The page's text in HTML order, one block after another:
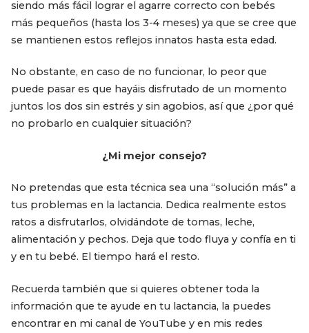
siendo más fácil lograr el agarre correcto con bebés
más pequeños (hasta los 3-4 meses) ya que se cree que
se mantienen estos reflejos innatos hasta esta edad.
No obstante, en caso de no funcionar, lo peor que
puede pasar es que hayáis disfrutado de un momento
juntos los dos sin estrés y sin agobios, así que ¿por qué
no probarlo en cualquier situación?
¿Mi mejor consejo?
No pretendas que esta técnica sea una “solución más” a
tus problemas en la lactancia. Dedica realmente estos
ratos a disfrutarlos, olvidándote de tomas, leche,
alimentación y pechos. Deja que todo fluya y confía en ti
y en tu bebé. El tiempo hará el resto.
Recuerda también que si quieres obtener toda la
información que te ayude en tu lactancia, la puedes
encontrar en mi canal de YouTube y en mis redes